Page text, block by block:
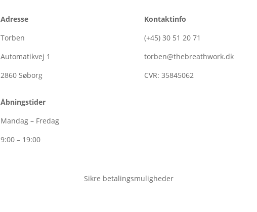
Adresse
Torben
Automatikvej 1
2860 Søborg
Åbningstider
Mandag – Fredag
9:00 – 19:00
Kontaktinfo
(+45) 30 51 20 71
torben@thebreathwork.dk
CVR: 35845062
Sikre betalingsmuligheder